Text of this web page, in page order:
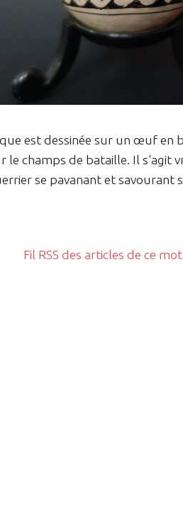
est dessinée sur un œuf en
le champs de bataille. Il s'agit
se pavanant et savourant
Fil RSS des articles de ce